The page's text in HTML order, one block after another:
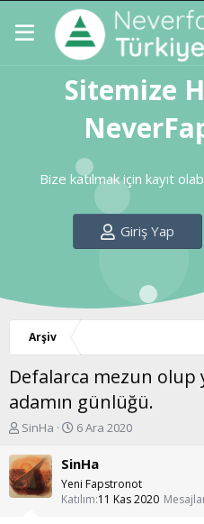
Sitemize
Bize katılmak için kayıt
Giriş Yap
Arşiv
Defalarca mezun olup
adamın günlüğü.
K
n
u
y
SinHa
B
ş
a
n
6 Ara 2020
SinHa
Yeni Fapstronot
Katılım 11 Kas 2020